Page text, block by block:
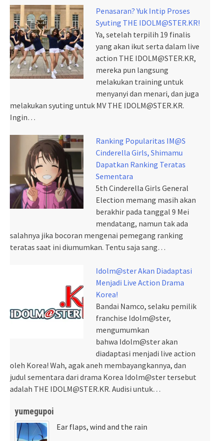
Penasaran? Yuk Intip Proses
Syuting THE IDOLM@STER.KR!
Ya, setelah terpilih 19 finalis
yang akan ikut serta dalam live
action THE IDOLM@STER.KR,
mereka pun langsung
melakukan training untuk
menyanyi dan menari, dan juga
melakukan syuting untuk MV THE IDOLM@STER.KR.
Ingin…
Ranking Popularitas IM@S
Cinderella Girls, Shimamu
Dapatkan Ranking Teratas
Sementara
5th Cinderella Girls General
Election memang masih akan
berakhir pada tanggal 9 Mei
mendatang, namun tak ada
salahnya jika bocoran mengenai pemegang ranking
teratas saat ini diumumkan. Tentu saja sang…
Idolm@ster Akan Diadaptasi
Menjadi Live Action Drama
Korea!
Bandai Namco, selaku pemilik
franchise Idolm@ster,
mengumumkan
bahwa Idolm@ster akan
diadaptasi menjadi live action
oleh Korea! Wah, agak aneh membayangkannya, dan
judul sementara dari drama Korea Idolm@ster tersebut
adalah THE IDOLM@STER.KR. Audisi untuk…
yumegupoi
Ear flaps, wind and the rain